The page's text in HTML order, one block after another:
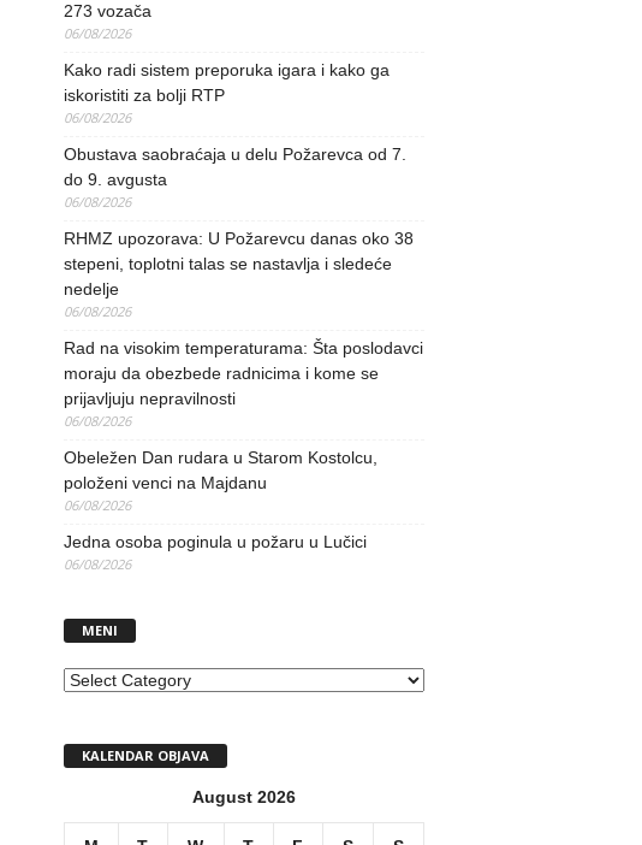
273 vozača
06/08/2026
Kako radi sistem preporuka igara i kako ga
iskoristiti za bolji RTP
06/08/2026
Obustava saobraćaja u delu Požarevca od 7.
do 9. avgusta
06/08/2026
RHMZ upozorava: U Požarevcu danas oko 38
stepeni, toplotni talas se nastavlja i sledeće
nedelje
06/08/2026
Rad na visokim temperaturama: Šta poslodavci
moraju da obezbede radnicima i kome se
prijavljuju nepravilnosti
06/08/2026
Obeležen Dan rudara u Starom Kostolcu,
položeni venci na Majdanu
06/08/2026
Jedna osoba poginula u požaru u Lučici
06/08/2026
MENI
MENI
KALENDAR OBJAVA
August 2026